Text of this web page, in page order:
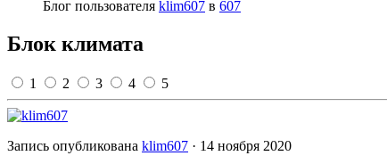
Блог пользователя klim607 в 607
Блок климата
1 2 3 4 5
Запись опубликована klim607 · 14 ноября 2020